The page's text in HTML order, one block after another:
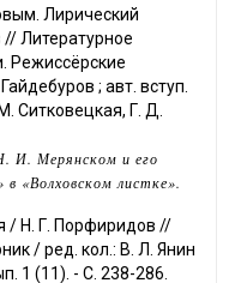
Лирический
// Литературное
Режиссёрские
; авт. вступ.
Ситковецкая, Г. Д.
И. Мерянском и его
в «Волховском листке».
/ Н. Г. Порфиридов //
/ ред. кол.: В. Л. Янин
1 (11). - С. 238-286.